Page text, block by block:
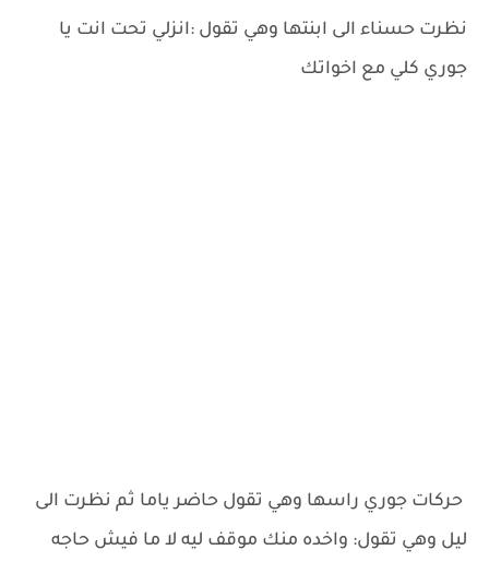
نظرت حسناء الى ابنتها وهي تقول :انزلي تحت انت يا
جوري كلي مع اخواتك
حركات جوري راسها وهي تقول حاضر ياما ثم نظرت الى
ليل وهي تقول: واخده منك موقف ليه لا ما فيش حاجه